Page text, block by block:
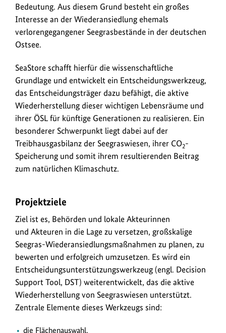
Bedeutung. Aus diesem Grund besteht ein großes
Interesse an der Wiederansiedlung ehemals
verlorengegangener Seegrasbestände in der deutschen
Ostsee.
SeaStore schafft hierfür die wissenschaftliche
Grundlage und entwickelt ein Entscheidungswerkzeug,
das Entscheidungsträger dazu befähigt, die aktive
Wiederherstellung dieser wichtigen Lebensräume und
ihrer ÖSL für künftige Generationen zu realisieren. Ein
besonderer Schwerpunkt liegt dabei auf der
Treibhausgasbilanz der Seegraswiesen, ihrer CO2-
Speicherung und somit ihrem resultierenden Beitrag
zum natürlichen Klimaschutz.
Projektziele
Ziel ist es, Behörden und lokale Akteurinnen
und Akteuren in die Lage zu versetzen, großskalige
Seegras-Wiederansiedlungsmaßnahmen zu planen, zu
bewerten und erfolgreich umzusetzen. Es wird ein
Entscheidungsunterstützungswerkzeug (engl. Decision
Support Tool, DST) weiterentwickelt, das die aktive
Wiederherstellung von Seegraswiesen unterstützt.
Zentrale Elemente dieses Werkzeugs sind:
die Flächenauswahl,